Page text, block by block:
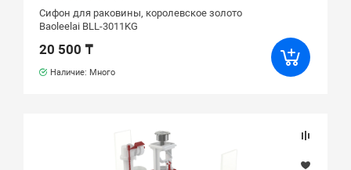
Сифон для раковины, королевское золото
Baoleelai BLL-3011KG
20 500 ₸
Наличие: Много